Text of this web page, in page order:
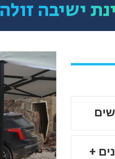
ישיבה זולה
ס”מ מזרנים +